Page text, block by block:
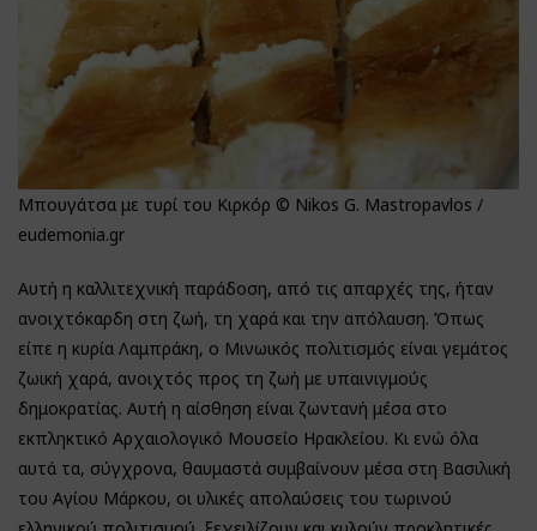
Μπουγάτσα με τυρί του Κιρκόρ © Nikos G. Mastropavlos /
eudemonia.gr
Αυτή η καλλιτεχνική παράδοση, από τις απαρχές της, ήταν
ανοιχτόκαρδη στη ζωή, τη χαρά και την απόλαυση. Όπως
είπε η κυρία Λαμπράκη, ο Μινωικός πολιτισμός είναι γεμάτος
ζωική χαρά, ανοιχτός προς τη ζωή με υπαινιγμούς
δημοκρατίας. Αυτή η αίσθηση είναι ζωντανή μέσα στο
εκπληκτικό Αρχαιολογικό Μουσείο Ηρακλείου. Κι ενώ όλα
αυτά τα, σύγχρονα, θαυμαστά συμβαίνουν μέσα στη Βασιλική
του Αγίου Μάρκου, οι υλικές απολαύσεις του τωρινού